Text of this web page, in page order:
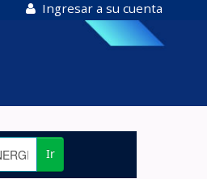
Ingresar a su cuenta
Ir